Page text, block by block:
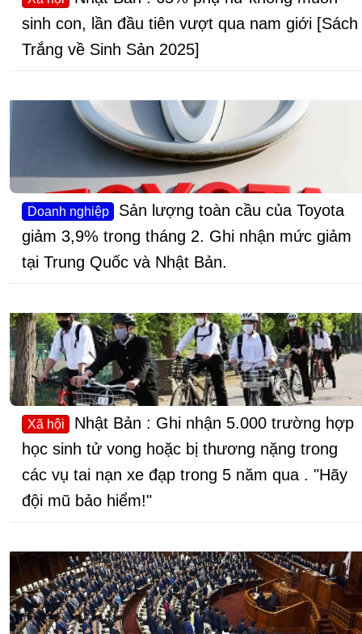
sinh con, lần đầu tiên vượt qua nam giới [Sách
Trắng về Sinh Sản 2025]
Doanh nghiệp
Sản lượng toàn cầu của Toyota
giảm 3,9% trong tháng 2. Ghi nhận mức giảm
tại Trung Quốc và Nhật Bản.
Xã hội
Nhật Bản : Ghi nhận 5.000 trường hợp
học sinh tử vong hoặc bị thương nặng trong
các vụ tai nạn xe đạp trong 5 năm qua . "Hãy
đội mũ bảo hiểm!"